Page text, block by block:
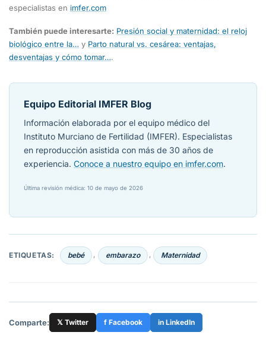
especialistas en imfer.com
También puede interesarte: Presión social y maternidad: el reloj
biológico entre la… y Parto natural vs. cesárea: ventajas,
desventajas y cómo tomar….
Equipo Editorial IMFER Blog
Información elaborada por el equipo médico del
Instituto Murciano de Fertilidad (IMFER). Especialistas
en reproducción asistida con más de 30 años de
experiencia. Conoce a nuestro equipo en imfer.com.
Última revisión médica: 10 de mayo de 2026
ETIQUETAS: bebé , embarazo , Maternidad
Comparte: 𝕏 Twitter f Facebook in LinkedIn